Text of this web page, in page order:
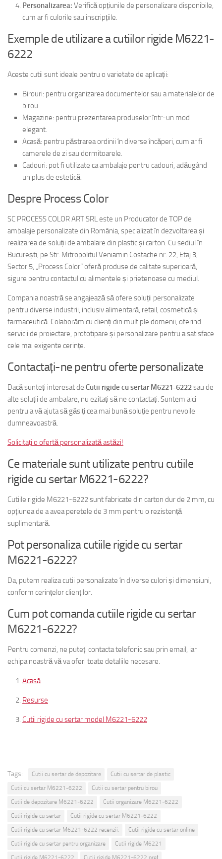
Personalizarea: Verifică opțiunile de personalizare disponibile,
cum ar fi culorile sau inscripțiile.
Exemple de utilizare a cutiilor rigide M6221-
6222
Aceste cutii sunt ideale pentru o varietate de aplicații:
Birouri: pentru organizarea documentelor sau a materialelor de
birou.
Magazine: pentru prezentarea produselor într-un mod
elegant.
Acasă: pentru păstrarea ordinii în diverse încăperi, cum ar fi
camerele de zi sau dormitoarele.
Cadouri: pot fi utilizate ca ambalaje pentru cadouri, adăugând
un plus de estetică.
Despre Process Color
SC PROCESS COLOR ART SRL este un Producator de TOP de
ambalaje personalizate din România, specializat în dezvoltarea și
realizarea de soluții de ambalare din plastic și carton. Cu sediul în
București, pe Str. Mitropolitul Veniamin Costache nr. 22, Etaj 3,
Sector 5, „Process Color” oferă produse de calitate superioară,
sigure pentru contactul cu alimentele și prietenoase cu mediul.
Compania noastră se angajează să ofere soluții personalizate
pentru diverse industrii, inclusiv alimentară, retail, cosmetică și
farmaceutică. Colaborăm cu clienți din multiple domenii, oferind
servicii de proiectare, prototipare și personalizare pentru a satisface
cele mai exigente cerințe.
Contactați-ne pentru oferte personalizate
Dacă sunteți interesat de Cutii rigide cu sertar M6221-6222sau de
alte soluții de ambalare, nu ezitați să ne contactați. Suntem aici
pentru a vă ajuta să găsiți cea mai bună soluție pentru nevoile
dumneavoastră.
Solicitați o ofertă personalizată astăzi!
Ce materiale sunt utilizate pentru cutiile
rigide cu sertar M6221-6222?
Cutiile rigide M6221-6222 sunt fabricate din carton dur de 2 mm, cu
opțiunea de a avea peretele de 3 mm pentru o rezistență
suplimentară.
Pot personaliza cutiile rigide cu sertar
M6221-6222?
Da, putem realiza cutii personalizate în diverse culori și dimensiuni,
conform cerințelor clienților.
Cum pot comanda cutiile rigide cu sertar
M6221-6222?
Pentru comenzi, ne puteți contacta telefonic sau prin email, iar
echipa noastră vă va oferi toate detaliile necesare.
Acasă
Resurse
Cutii rigide cu sertar model M6221-6222
Tags: Cutii cu sertar de depozitare
Cutii cu sertar de plastic
Cutii cu sertar M6221-6222
Cutii cu sertar pentru birou
Cutii de depozitare M6221-6222
Cutii organizare M6221-6222
Cutii rigide cu sertar
Cutii rigide cu sertar M6221-6222
Cutii rigide cu sertar M6221-6222 recenzii.
Cutii rigide cu sertar online
Cutii rigide cu sertar pentru organizare
Cutii rigide M6221
Cutii rigide M6221-6222
Cutii rigide M6221-6222 preț